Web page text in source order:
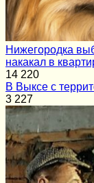
Нижегородка
накакал в
14 220
В Выксе с
3 227